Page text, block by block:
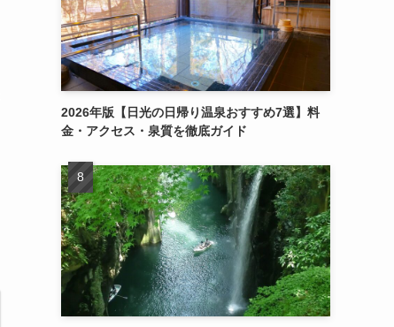
2026年版【日光の日帰り温泉おすすめ7選】料
金・アクセス・泉質を徹底ガイド